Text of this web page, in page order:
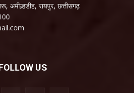
अमील्हडीह, रायपुर, छत्तीसगढ़
US